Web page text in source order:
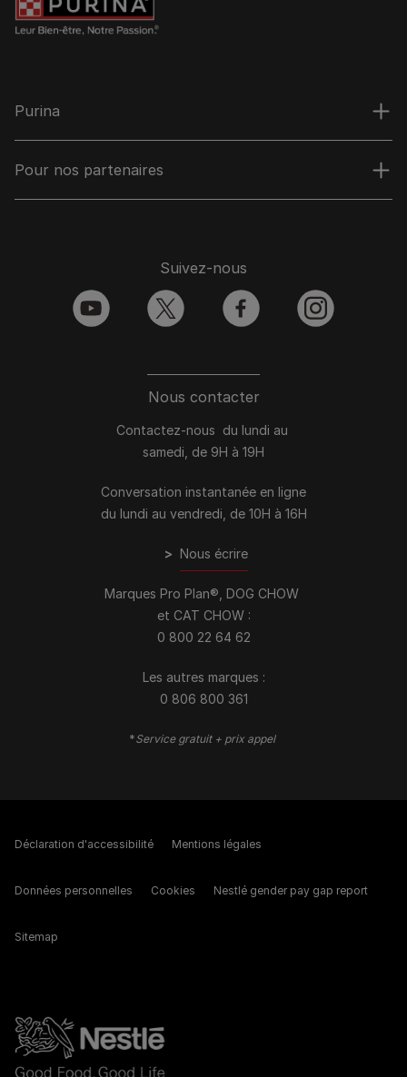
Purina
Pour nos partenaires
Nous contacter
Contactez-nous du lundi au
samedi, de 9H à 19H
Conversation instantanée en ligne
du lundi au vendredi, de 10H à 16H
> Nous écrire
Marques Pro Plan®, DOG CHOW
et CAT CHOW :
0 800 22 64 62
Les autres marques :​
0 806 800 361
*Service gratuit + prix appel
Suivez-nous
youtube twitter facebook instagram
Déclaration d'accessibilité Mentions légales
Données personnelles Cookies Nestlé gender pay gap report
Sitemap